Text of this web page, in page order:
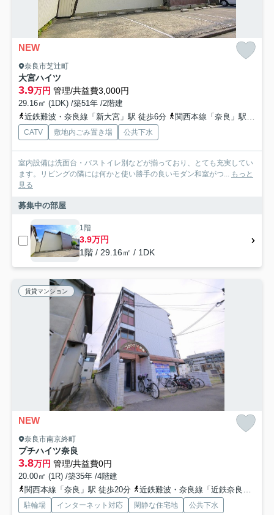
NEW
奈良市芝辻町
大宮ハイツ
3.9万円 管理/共益費3,000円
29.16㎡ (1DK) /築51年 /2階建
近鉄難波・奈良線「新大宮」駅 徒歩6分
関西本線「奈良」駅 徒歩10分
CATV 敷地内ごみ置き場 公共下水
室内設備は洗面台・バストイレ別などが揃っており、とても充実してい
ます。リビングの隣には何かと使い勝手の良いモダン和室がつ... もっと
見る
募集中の部屋
1階
3.9万円
1階 / 29.16㎡ / 1DK
賃貸マンション
NEW
奈良市南京終町
プチハイツ奈良
3.8万円 管理/共益費0円
20.00㎡ (1R) /築35年 /4階建
関西本線「奈良」駅 徒歩20分
近鉄難波・奈良線「近鉄奈良」駅 バス13分 奈良交通「綿町（奈良県）」 停歩5分
駐輪場 インターネット対応 閑静な住宅地 公共下水